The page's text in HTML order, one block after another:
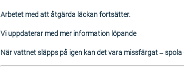
Arbetet med att åtgärda läckan fortsätter.
Vi uppdaterar med mer information löpande
När vattnet släpps på igen kan det vara missfärgat –